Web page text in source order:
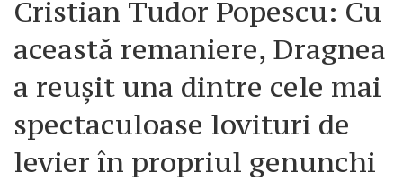
Cristian Tudor Popescu: Cu
această remaniere, Dragnea
a reuşit una dintre cele mai
spectaculoase lovituri de
levier în propriul genunchi